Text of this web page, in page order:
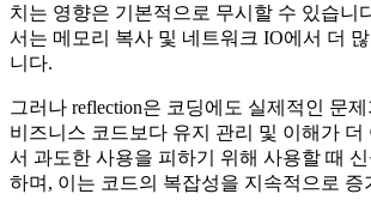
치는 영향은 기본적으로 무시할 수 있습니
서는 메모리 복사 및 네트워크 IO에서 더
니다.
그러나 reflection은 코딩에도 실제적인 문
비즈니스 코드보다 유지 관리 및 이해가 더
서 과도한 사용을 피하기 위해 사용할 때
하며, 이는 코드의 복잡성을 지속적으로 증